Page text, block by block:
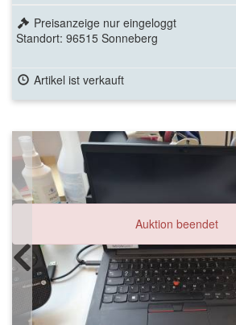
Preisanzeige nur eingeloggt
Standort: 96515 Sonneberg
Artikel ist verkauft
Auktion beendet